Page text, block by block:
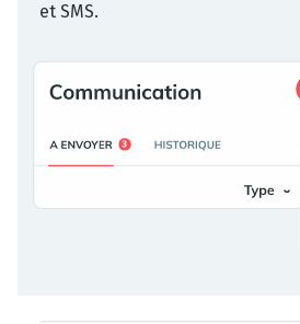
et SMS.